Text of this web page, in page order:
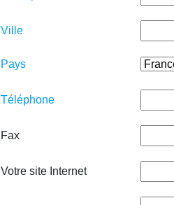
Ville
Pays
Téléphone
Fax
Votre site Internet